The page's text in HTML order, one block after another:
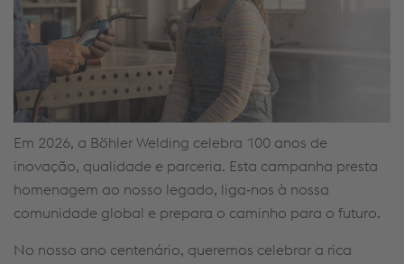
Em 2026, a Böhler Welding celebra 100 anos de
inovação, qualidade e parceria. Esta campanha presta
homenagem ao nosso legado, liga‑nos à nossa
comunidade global e prepara o caminho para o futuro.
No nosso ano centenário, queremos celebrar a rica
de marca e inspirar tanto os nossos colaboradores como